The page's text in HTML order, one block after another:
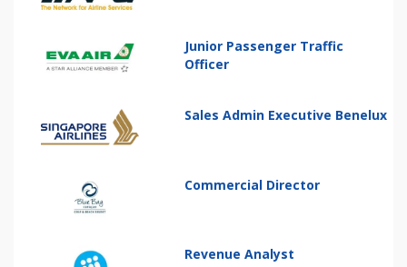
Junior Passenger Traffic
Officer
Sales Admin Executive Benelux
Commercial Director
Revenue Analyst